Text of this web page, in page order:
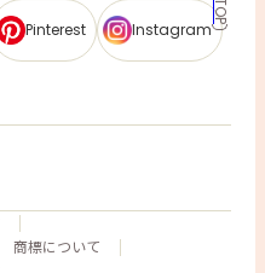
Pinterest Instagram
商標について